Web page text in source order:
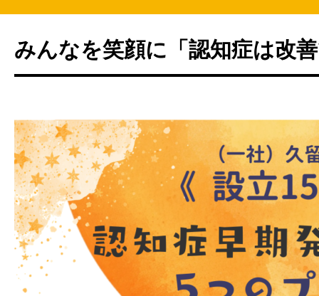
みんなを笑顔に「認知症は改